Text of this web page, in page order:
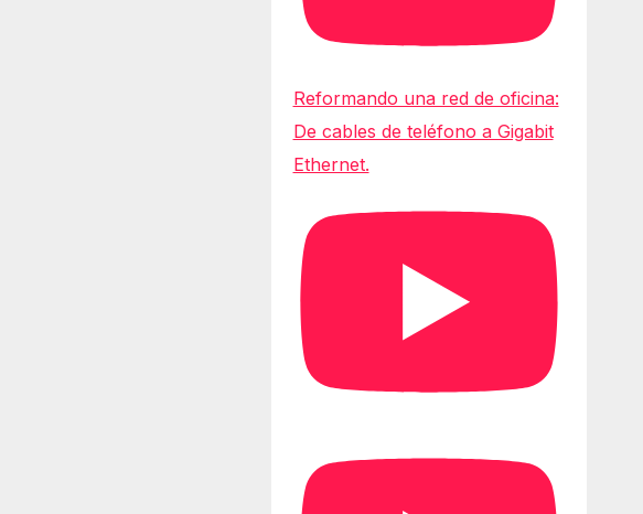
Reformando una red de oficina:
De cables de teléfono a Gigabit
Ethernet.